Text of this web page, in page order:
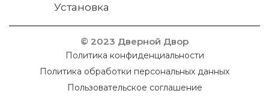
Установка
© 2023 Дверной Двор
Политика конфиденциальности
Политика обработки персональных данных
Пользовательское соглашение